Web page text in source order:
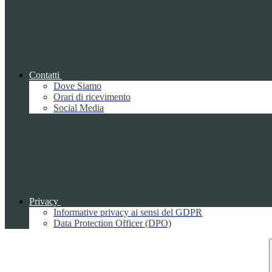
Contatti
Dove Siamo
Orari di ricevimento
Social Media
Privacy
Informative privacy ai sensi del GDPR
Data Protection Officer (DPO)